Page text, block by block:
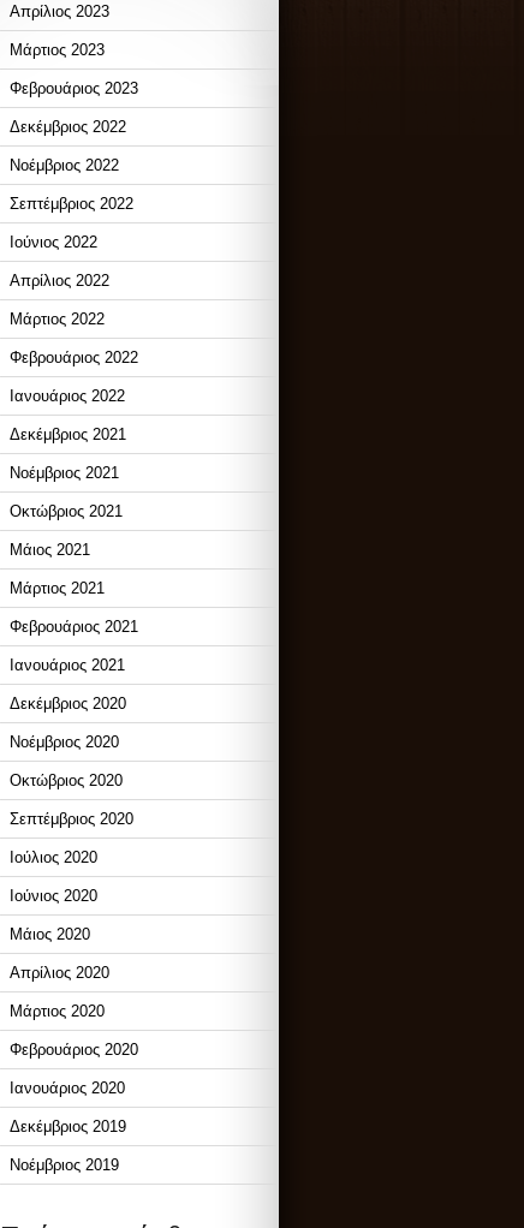
Απρίλιος 2023
Μάρτιος 2023
Φεβρουάριος 2023
Δεκέμβριος 2022
Νοέμβριος 2022
Σεπτέμβριος 2022
Ιούνιος 2022
Απρίλιος 2022
Μάρτιος 2022
Φεβρουάριος 2022
Ιανουάριος 2022
Δεκέμβριος 2021
Νοέμβριος 2021
Οκτώβριος 2021
Μάιος 2021
Μάρτιος 2021
Φεβρουάριος 2021
Ιανουάριος 2021
Δεκέμβριος 2020
Νοέμβριος 2020
Οκτώβριος 2020
Σεπτέμβριος 2020
Ιούλιος 2020
Ιούνιος 2020
Μάιος 2020
Απρίλιος 2020
Μάρτιος 2020
Φεβρουάριος 2020
Ιανουάριος 2020
Δεκέμβριος 2019
Νοέμβριος 2019